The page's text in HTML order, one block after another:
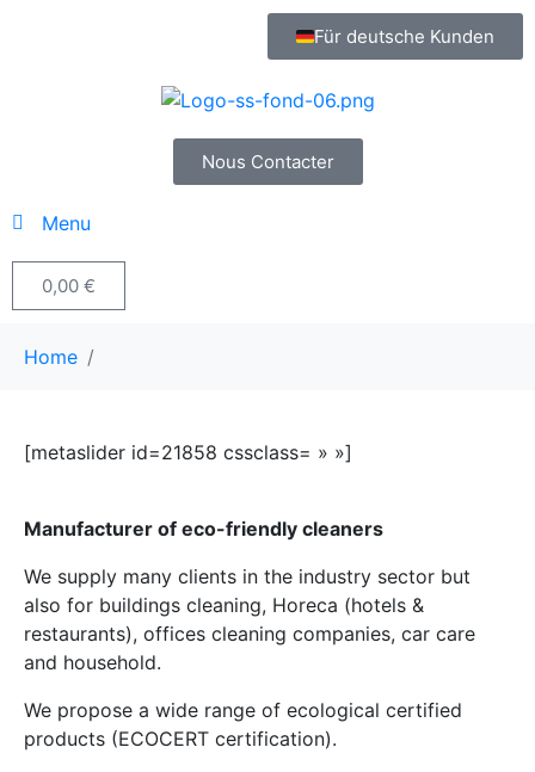
Für deutsche Kunden
Nous Contacter
Menu
0,00 €
Home
[metaslider id=21858 cssclass= » »]
Manufacturer of eco-friendly cleaners
We supply many clients in the industry sector but
also for buildings cleaning, Horeca (hotels &
restaurants), offices cleaning companies, car care
and household.
We propose a wide range of ecological certified
products (ECOCERT certification).